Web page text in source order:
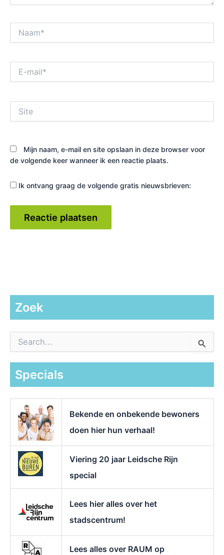
mail*
Mijn naam, e-mail en site opslaan in deze browser voor
de volgende keer wanneer ik een reactie plaats.
Ik ontvang graag de volgende gratis nieuwsbrieven:
Zoek
a
Specials
Bekende en onbekende bewoners
doen hier hun verhaal!
Viering 20 jaar Leidsche Rijn
special
Lees hier alles over het
stadscentrum!
Lees alles over RAUM op